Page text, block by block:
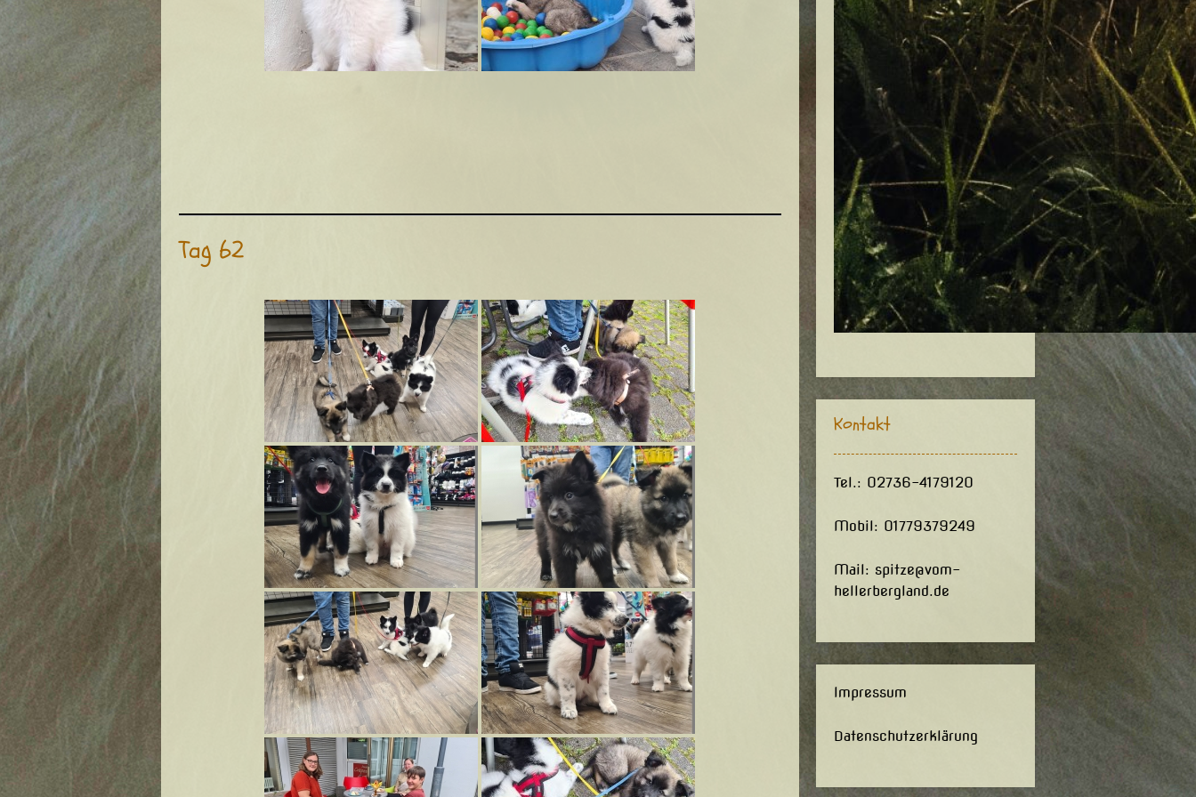
Tag 62
Kontakt
Tel.: 02736-4179120
Mobil: 01779379249
Mail: spitze@vom-
hellerbergland.de
Impressum
Datenschutzerklärung